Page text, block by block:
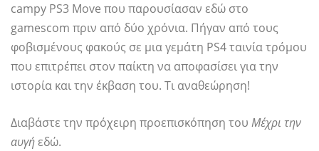
campy PS3 Move που παρουσίασαν εδώ στο
gamescom πριν από δύο χρόνια. Πήγαν από τους
φοβισμένους φακούς σε μια γεμάτη PS4 ταινία τρόμου
που επιτρέπει στον παίκτη να αποφασίσει για την
ιστορία και την έκβαση του. Τι αναθεώρηση!
Διαβάστε την πρόχειρη προεπισκόπηση του Μέχρι την
αυγήεδώ.